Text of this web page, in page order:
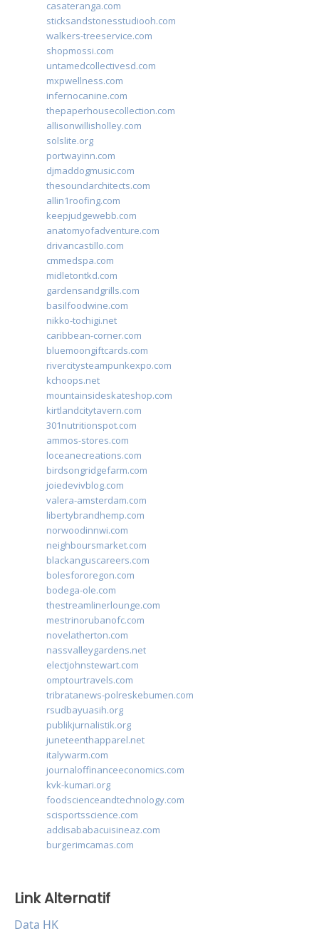
casateranga.com
sticksandstonesstudiooh.com
walkers-treeservice.com
shopmossi.com
untamedcollectivesd.com
mxpwellness.com
infernocanine.com
thepaperhousecollection.com
allisonwillisholley.com
solslite.org
portwayinn.com
djmaddogmusic.com
thesoundarchitects.com
allin1roofing.com
keepjudgewebb.com
anatomyofadventure.com
drivancastillo.com
cmmedspa.com
midletontkd.com
gardensandgrills.com
basilfoodwine.com
nikko-tochigi.net
caribbean-corner.com
bluemoongiftcards.com
rivercitysteampunkexpo.com
kchoops.net
mountainsideskateshop.com
kirtlandcitytavern.com
301nutritionspot.com
ammos-stores.com
loceanecreations.com
birdsongridgefarm.com
joiedevivblog.com
valera-amsterdam.com
libertybrandhemp.com
norwoodinnwi.com
neighboursmarket.com
blackanguscareers.com
bolesfororegon.com
bodega-ole.com
thestreamlinerlounge.com
mestrinorubanofc.com
novelatherton.com
nassvalleygardens.net
electjohnstewart.com
omptourtravels.com
tribratanews-polreskebumen.com
rsudbayuasih.org
publikjurnalistik.org
juneteenthapparel.net
italywarm.com
journaloffinanceeconomics.com
kvk-kumari.org
foodscienceandtechnology.com
scisportsscience.com
addisababacuisineaz.com
burgerimcamas.com
Link Alternatif
Data HK